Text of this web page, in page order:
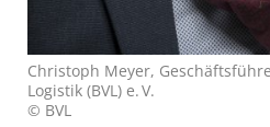
Christoph Meyer,
Logistik (BVL) e. V.
© BVL